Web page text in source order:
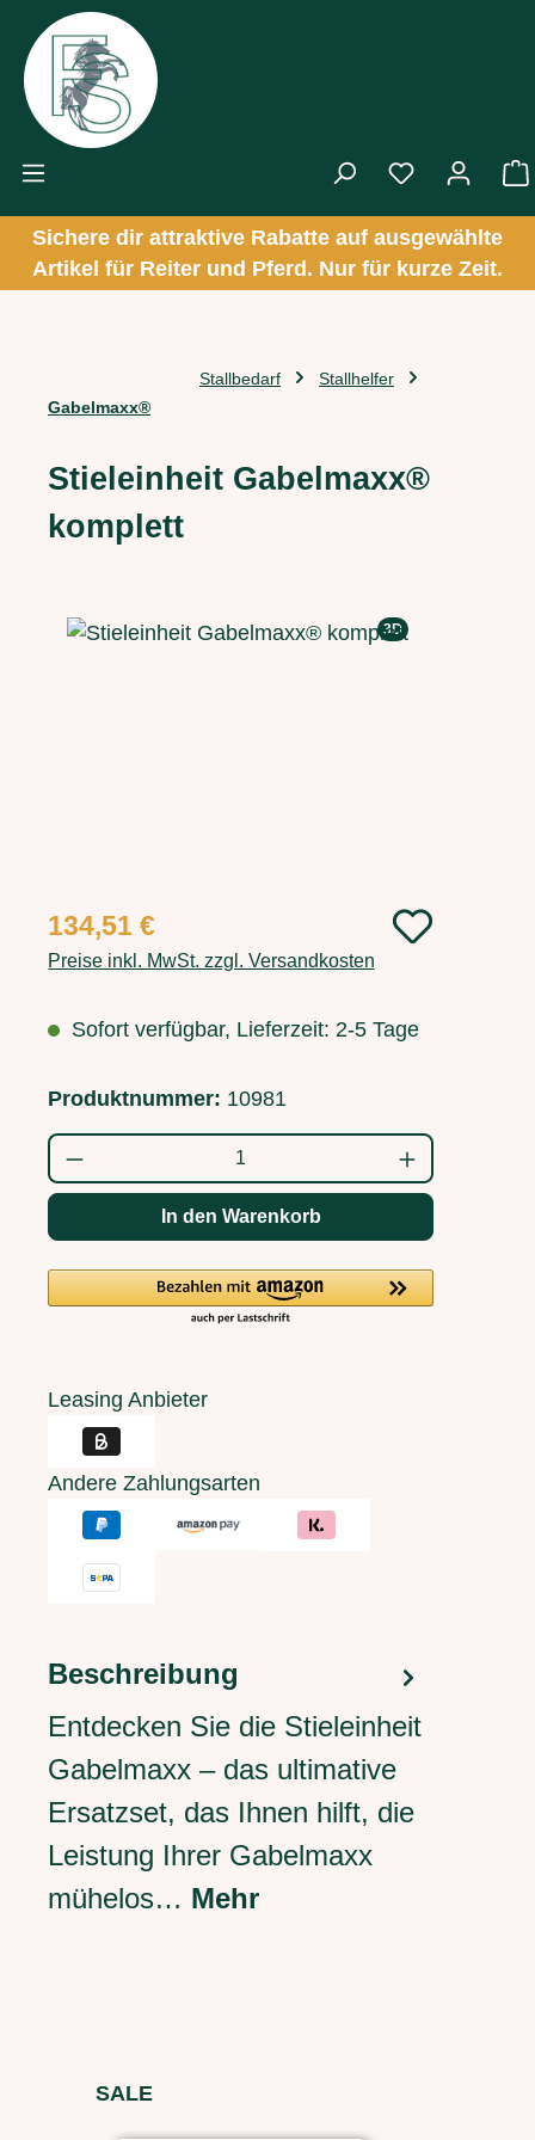
Zum Hauptinhalt springen
Sichere dir attraktive Rabatte auf ausgewählte
Artikel für Reiter und Pferd. Nur für kurze Zeit.
Stallbedarf
Stallhelfer
Gabelmaxx®
Stieleinheit Gabelmaxx®
komplett
Bildergalerie überspringen 3D
Regulärer Preis:
134,51 €
Preise inkl. MwSt. zzgl. Versandkosten
Sofort verfügbar, Lieferzeit: 2-5 Tage
Produktnummer: 10981
Produkt Anzahl: Gib den gewünschten
In den Warenkorb
Leasing Anbieter
Andere Zahlungsarten
Beschreibung
Entdecken Sie die Stieleinheit
Gabelmaxx – das ultimative
Ersatzset, das Ihnen hilft, die
Leistung Ihrer Gabelmaxx
mühelos… Mehr
Produktgalerie überspringen
SALE